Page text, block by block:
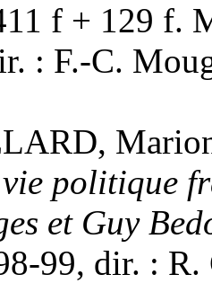
f + 129 f.
: F.-C.
politique
et Guy
99, dir. :